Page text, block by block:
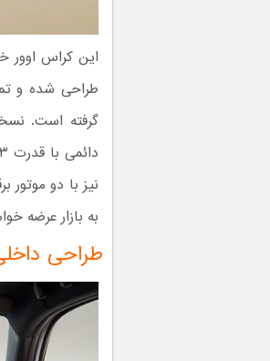
این کراس اوور
طراحی شده و
به بازار عرضه
طراحی